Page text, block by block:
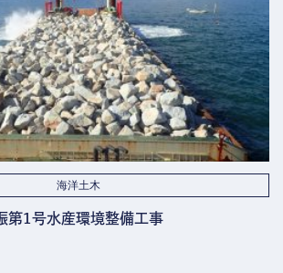
海洋土木
1号水産環境整備工事